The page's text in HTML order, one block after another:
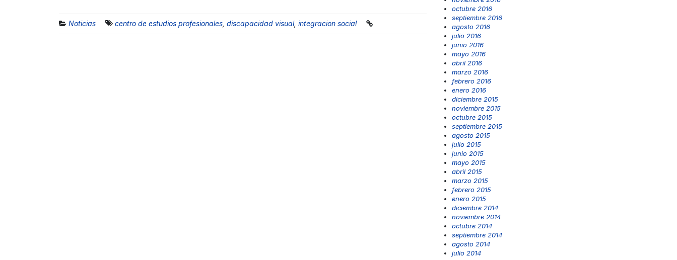
Noticias centro de estudios profesionales discapacidad visual, integracion social
octubre 2016
septiembre 2016
agosto 2016
julio 2016
junio 2016
mayo 2016
abril 2016
marzo 2016
febrero 2016
enero 2016
diciembre 2015
noviembre 2015
octubre 2015
septiembre 2015
agosto 2015
julio 2015
junio 2015
mayo 2015
abril 2015
marzo 2015
febrero 2015
enero 2015
diciembre 2014
noviembre 2014
octubre 2014
septiembre 2014
agosto 2014
julio 2014